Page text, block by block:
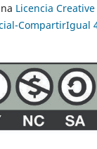
Licencia
CompartirIgual